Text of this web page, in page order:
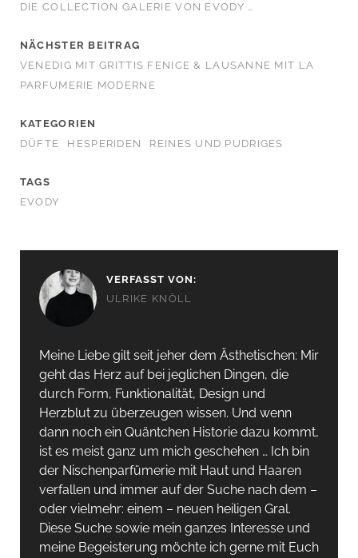
DIE COLLECTION GALERIE VON EVODY …
NÄCHSTER BEITRAG
VENEDIG MIT GRITTIS FENICE & LAUSANNE MIT LA
PARFUMERIE MODERNE
KATEGORIEN
DÜFTE
HESPERIDEN REINES UND PUDRIGES
TAGS
EVODY
VERFASST VON:
ULRIKE KNÖLL
Meine Liebe gilt seit jeher dem Ästhetischen: Mir
geht das Herz auf bei jeglichen Dingen, die
durch Form, Funktionalität, Design und
Herzblut zu überzeugen wissen. Und wenn
dann noch ein Quäntchen Historie dazu kommt,
ist es meist ganz um mich geschehen … Ich bin
der Nischenparfümerie mit Haut und Haaren
verfallen und immer auf der Suche nach dem –
oder vielmehr: einem – neuen heiligen Gral.
Diese Suche sowie mein ganzes Interesse und
meine Begeisterung möchte ich gerne mit Euch